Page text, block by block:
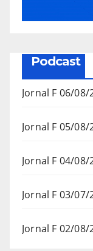
Podcast
Jornal F 06/08/
Jornal F 05/08/
Jornal F 04/08/
Jornal F 03/07/
Jornal F 02/08/